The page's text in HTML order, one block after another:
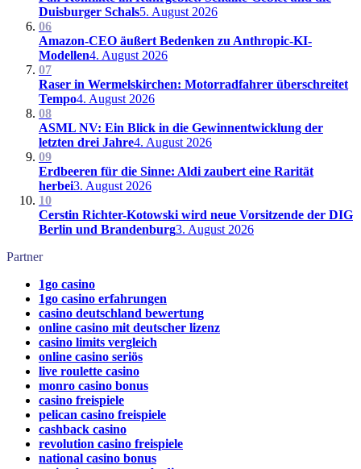
Duisburger Schals5. August 2026
06
Amazon-CEO äußert Bedenken zu Anthropic-KI-
Modellen4. August 2026
07
Raser in Wermelskirchen: Motorradfahrer überschreitet
Tempo4. August 2026
08
ASML NV: Ein Blick in die Gewinnentwicklung der
letzten drei Jahre4. August 2026
09
Erdbeeren für die Sinne: Aldi zaubert eine Rarität
herbei3. August 2026
10
Cerstin Richter-Kotowski wird neue Vorsitzende der DIG
Berlin und Brandenburg3. August 2026
Partner
1go casino
1go casino erfahrungen
casino deutschland bewertung
online casino mit deutscher lizenz
casino limits vergleich
online casino seriös
live roulette casino
monro casino bonus
casino freispiele
pelican casino freispiele
cashback casino
revolution casino freispiele
national casino bonus